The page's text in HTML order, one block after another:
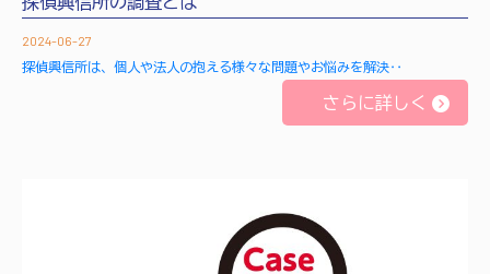
2024-06-27
探偵興信所は、個人や法人の抱える様々な問題やお悩みを解決‥
さらに詳しく